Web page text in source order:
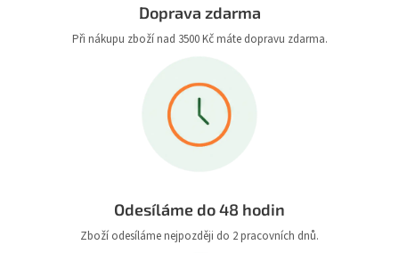
Doprava zdarma
Při nákupu zboží nad 3500 Kč máte dopravu zdarma.
Odesíláme do 48 hodin
Zboží odesíláme nejpozději do 2 pracovních dnů.